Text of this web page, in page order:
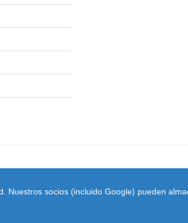
socios (incluido Google) pueden